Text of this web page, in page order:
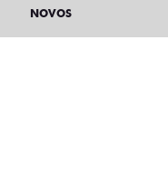
NOVOS